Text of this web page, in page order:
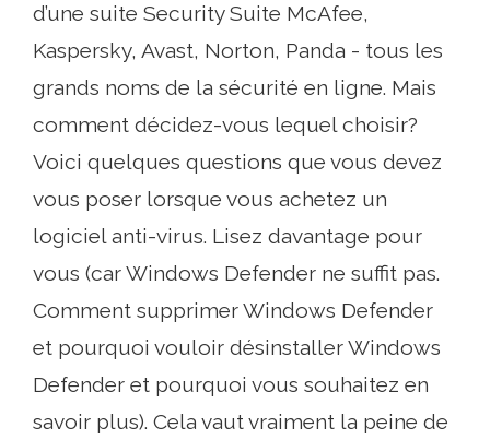
d’une suite Security Suite McAfee,
Kaspersky, Avast, Norton, Panda - tous les
grands noms de la sécurité en ligne. Mais
comment décidez-vous lequel choisir?
Voici quelques questions que vous devez
vous poser lorsque vous achetez un
logiciel anti-virus. Lisez davantage pour
vous (car Windows Defender ne suffit pas.
Comment supprimer Windows Defender
et pourquoi vouloir désinstaller Windows
Defender et pourquoi vous souhaitez en
savoir plus). Cela vaut vraiment la peine de